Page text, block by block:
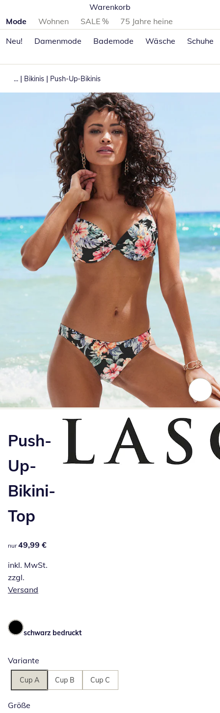
Warenkorb
Produktkategorien überspringen
Mode Wohnen SALE %
75 Jahre heine
Neu!
Damenmode Bademode Wäsche Schuhe
... | Bikinis | Push-Up-Bikinis
Push-
Up-
Bikini-
Top
49,99 €
nur 49,99 €
inkl. MwSt.
zzgl.
Versand
schwarz bedruckt
Variante
Cup A Cup B Cup C
Größe